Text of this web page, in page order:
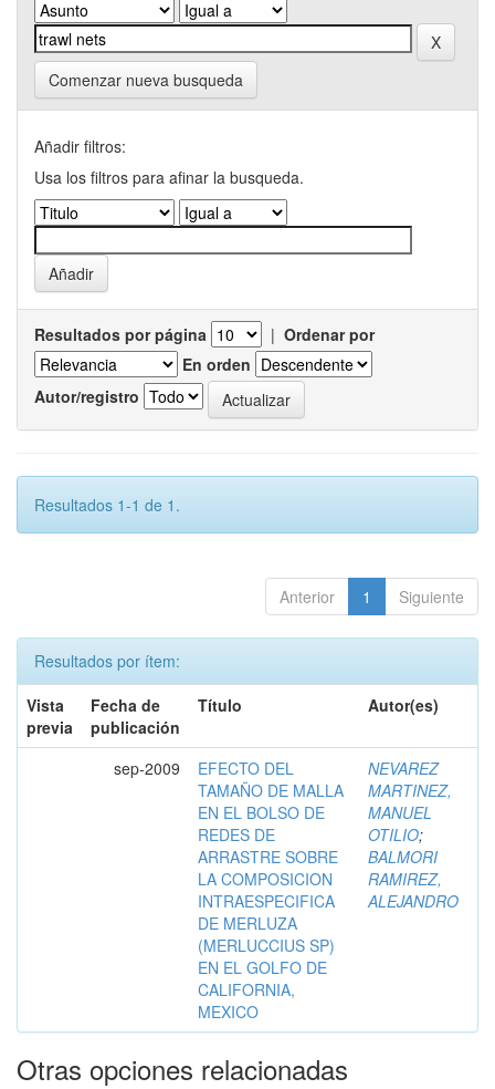
Comenzar nueva busqueda
Añadir filtros:
Usa los filtros para afinar la busqueda.
Resultados por página | Ordenar por
En orden
Autor/registro
Resultados 1-1 de 1.
Anterior 1 Siguiente
Resultados por ítem:
Vista
previa
Fecha de
publicación
Título Autor(es)
sep-2009
EFECTO DEL
TAMAÑO DE MALLA
EN EL BOLSO DE
REDES DE
ARRASTRE SOBRE
LA COMPOSICION
INTRAESPECIFICA
DE MERLUZA
(MERLUCCIUS SP)
EN EL GOLFO DE
CALIFORNIA,
MEXICO
NEVAREZ
MARTINEZ,
MANUEL
OTILIO;
BALMORI
RAMIREZ,
ALEJANDRO
Otras opciones relacionadas